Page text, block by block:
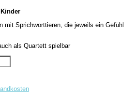
mit Sprichworttieren, die jeweils ein Gefühl
als Quartett spielbar